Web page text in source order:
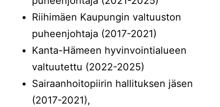
Riihimäen Kaupungin valtuuston
puheenjohtaja (2017-2021)
Kanta-Hämeen hyvinvointialueen
valtuutettu (2022-2025)
Sairaanhoitopiirin hallituksen jäsen
(2017-2021),